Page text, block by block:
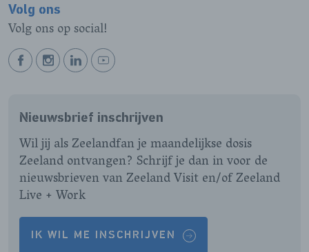
Volg ons
Volg ons op social!
BEKIJK
PAGINA
BEKIJK
PAGINA
BEKIJK
PAGINA
BEKIJK
PAGINA
Nieuwsbrief inschrijven
Wil jij als Zeelandfan je maandelijkse dosis
Zeeland ontvangen? Schrijf je dan in voor de
nieuwsbrieven van Zeeland Visit en/of Zeeland
Live + Work
IK WIL ME INSCHRIJVEN